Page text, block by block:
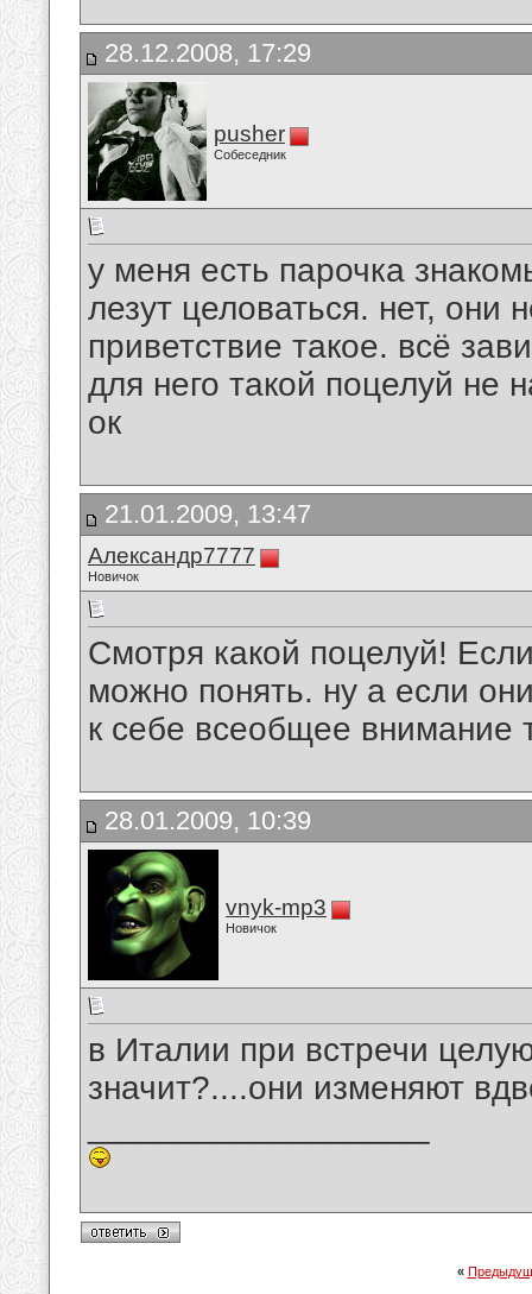
28.12.2008, 17:29
pusher
Собеседник
у меня есть парочка
лезут целоваться. нет, они
приветствие такое. всё
для него такой поцелуй не
ок
21.01.2009, 13:47
Александр7777
Новичок
Смотря какой поцелуй!
можно понять. ну а если
к себе всеобщее внимание
28.01.2009, 10:39
vnyk-mp3
Новичок
в Италии при встречи
значит?....они изменяют
«